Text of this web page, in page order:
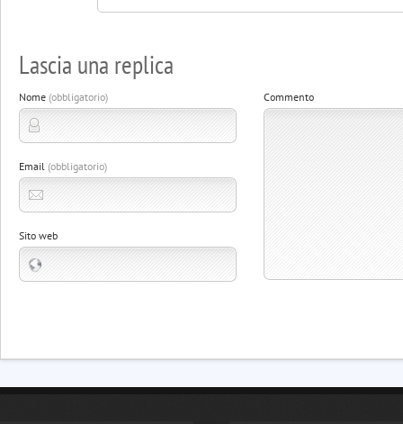
Lascia una replica
Nome (obbligatorio)
Email (obbligatorio)
Sito web
Commento